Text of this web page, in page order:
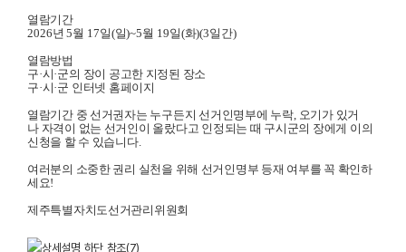
열람기간
2026년5월 17일(일)~5월 19일(화)(3일간)
열람방법
구·시·군의 장이 공고한 지정된 장소
구·시·군 인터넷 홈페이지
열람기간 중 선거권자는 누구든지 선거인명부에 누락, 오기가 있거
나 자격이 없는 선거인이 올랐다고 인정되는 때 구시군의 장에게 이의
신청을 할 수 있습니다.
여러분의 소중한 권리 실천을 위해 선거인명부 등재 여부를 꼭 확인하
세요!
제주특별자치도선거관리위원회